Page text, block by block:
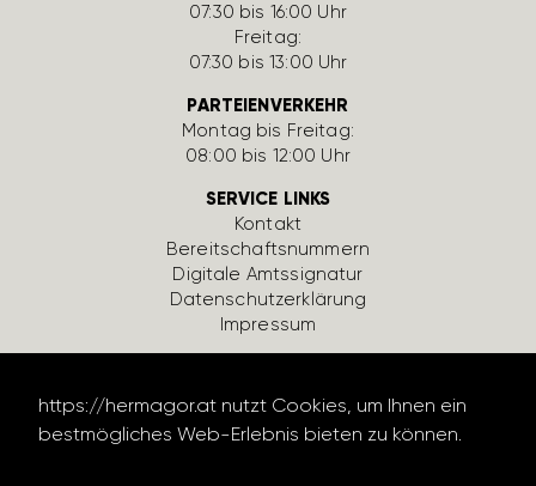
https://hermagor.at nutzt Cookies, um Ihnen ein
bestmögliches Web-Erlebnis bieten zu können.
07:30 bis 16:00 Uhr
Freitag:
07:30 bis 13:00 Uhr
PARTEIENVERKEHR
Montag bis Freitag:
08:00 bis 12:00 Uhr
SERVICE LINKS
Kontakt
Bereit­schafts­num­mern
Digi­tale Amts­si­gnatur
Daten­schutz­er­klä­rung
Impressum